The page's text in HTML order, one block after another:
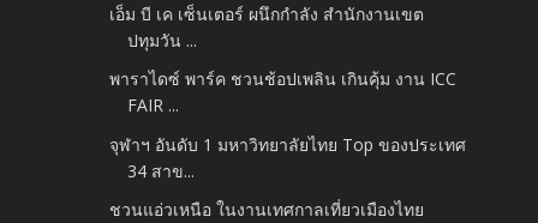
เอ็ม บี เค เซ็นเตอร์ ผนึกกำลัง สำนักงานเขต
ปทุมวัน ...
พาราไดซ์ พาร์ค ชวนช้อปเพลิน เกินคุ้ม งาน ICC
FAIR ...
จุฬาฯ อันดับ 1 มหาวิทยาลัยไทย Top ของประเทศ
34 สาข...
ชวนแอ่วเหนือ ในงานเทศกาลเที่ยวเมืองไทย